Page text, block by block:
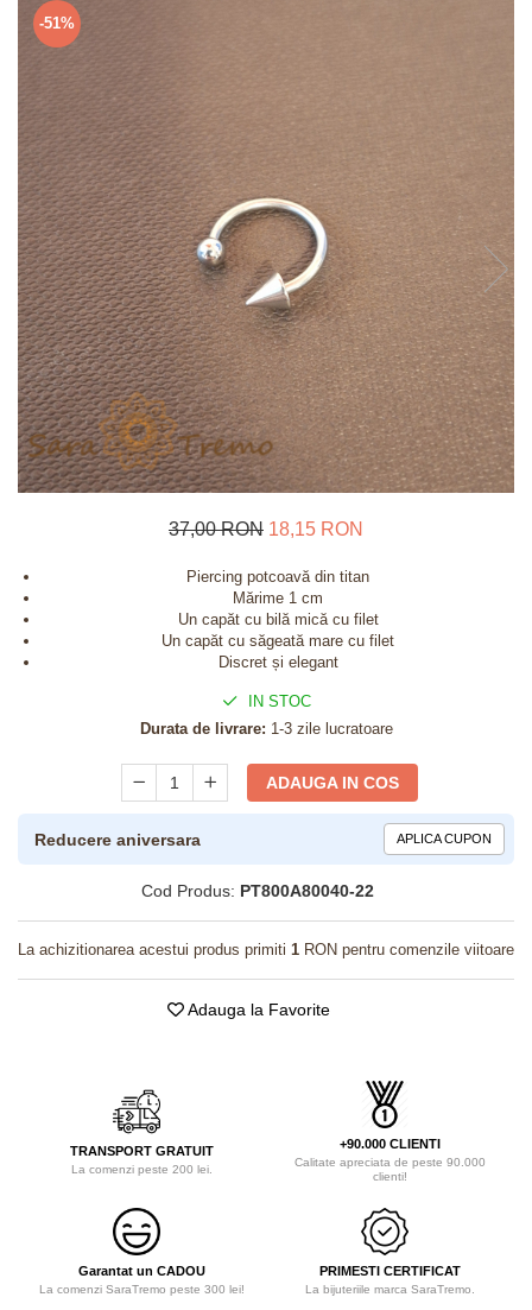
Bijuterii pentru barbati
Lanturi
Bratari
Talismane
Verighete
Bijuterii din argint placate cu aur
24K
-51%
37,00 RON 18,15 RON
Piercing potcoavă din titan
Mărime 1 cm
Un capăt cu bilă mică cu filet
Un capăt cu săgeată mare cu filet
Discret și elegant
IN STOC
Durata de livrare: 1-3 zile lucratoare
ADAUGA IN COS
Reducere aniversara APLICA CUPON
Cod Produs: PT800A80040-22
La achizitionarea acestui produs primiti 1 RON pentru comenzile viitoare
Adauga la Favorite
TRANSPORT GRATUIT
La comenzi peste 200 lei.
+90.000 CLIENTI
Calitate apreciata de peste 90.000
clienti!
Garantat un CADOU
La comenzi SaraTremo peste 300 lei!
PRIMESTI CERTIFICAT
La bijuteriile marca SaraTremo.